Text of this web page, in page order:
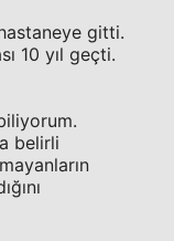
gitti.
10 yıl geçti.
belirli